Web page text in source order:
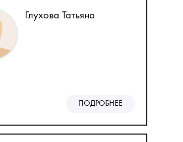
Глухова Татьяна
ПОДРОБНЕЕ